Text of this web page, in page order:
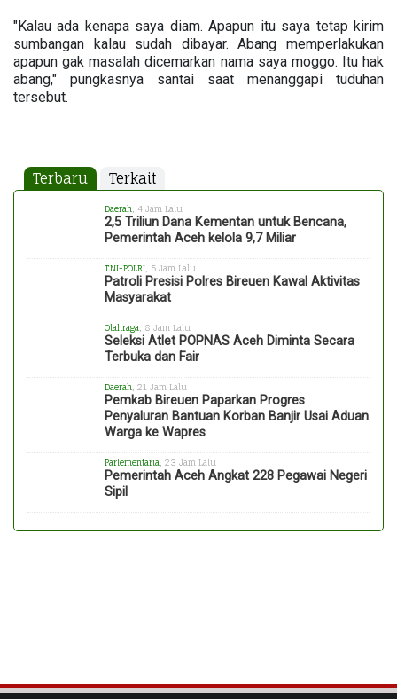
"Kalau ada kenapa saya diam. Apapun itu saya tetap kirim
sumbangan kalau sudah dibayar. Abang memperlakukan
apapun gak masalah dicemarkan nama saya moggo. Itu hak
abang," pungkasnya santai saat menanggapi tuduhan
tersebut.
Terbaru Terkait
Daerah , 4 Jam Lalu
2,5 Triliun Dana Kementan untuk Bencana,
Pemerintah Aceh kelola 9,7 Miliar
TNI-POLRI , 5 Jam Lalu
Patroli Presisi Polres Bireuen Kawal Aktivitas
Masyarakat
Olahraga , 8 Jam Lalu
Seleksi Atlet POPNAS Aceh Diminta Secara
Terbuka dan Fair
Daerah , 21 Jam Lalu
Pemkab Bireuen Paparkan Progres
Penyaluran Bantuan Korban Banjir Usai Aduan
Warga ke Wapres
Parlementaria , 23 Jam Lalu
Pemerintah Aceh Angkat 228 Pegawai Negeri
Sipil